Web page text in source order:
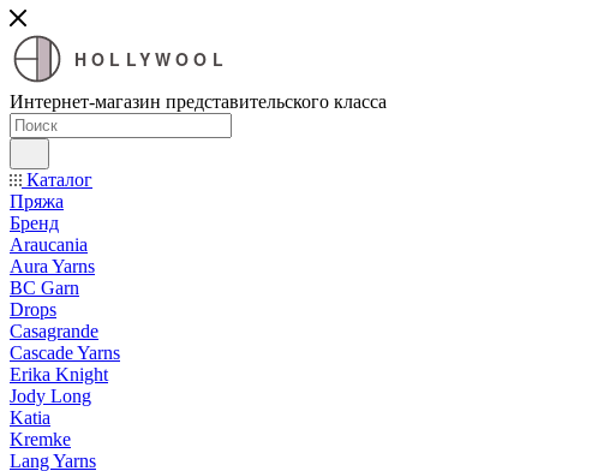
HOLLYWOOL
Интернет-магазин представительского класса
Каталог
Пряжа
Бренд
Araucania
Aura Yarns
BC Garn
Drops
Casagrande
Cascade Yarns
Erika Knight
Jody Long
Katia
Kremke
Lang Yarns